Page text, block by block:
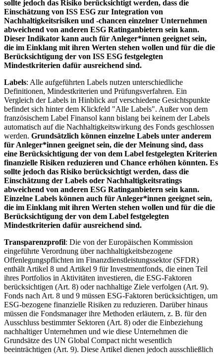
sollte jedoch das Risiko berücksichtigt werden, dass die
Einschätzung von ISS ESG zur Integration von
Nachhaltigkeitsrisiken und -chancen einzelner Unternehmen
abweichend von anderen ESG Ratinganbietern sein kann.
Dieser Indikator kann auch für Anleger*innen geeignet sein,
die im Einklang mit ihren Werten stehen wollen und für die die
Berücksichtigung der von ISS ESG festgelegten
Mindestkriterien dafür ausreichend sind.
Labels: Alle aufgeführten Labels nutzen unterschiedliche
Definitionen, Mindestkriterien und Prüfungsverfahren. Ein
Vergleich der Labels in Hinblick auf verschiedene Gesichtspunkte
befindet sich hinter dem Klickfeld "Alle Labels". Außer von dem
französischem Label Finansol kann bislang bei keinem der Labels
automatisch auf die Nachhaltigkeitswirkung des Fonds geschlossen
werden. Grundsätzlich können einzelne Labels unter anderem
für Anleger*innen geeignet sein, die der Meinung sind, dass
eine Berücksichtigung der von dem Label festgelegten Kriterien
finanzielle Risiken reduzieren und Chance erhöhen könnten. Es
sollte jedoch das Risiko berücksichtigt werden, dass die
Einschätzung der Labels oder Nachhaltigkeitsratings
abweichend von anderen ESG Ratinganbietern sein kann.
Einzelne Labels können auch für Anleger*innen geeignet sein,
die im Einklang mit ihren Werten stehen wollen und für die die
Berücksichtigung der von dem Label festgelegten
Mindestkriterien dafür ausreichend sind.
Transparenzprofil: Die von der Europäischen Kommission
eingeführte Verordnung über nachhaltigkeitsbezogene
Offenlegungspflichten im Finanzdienstleistungssektor (SFDR)
enthält Artikel 8 und Artikel 9 für Investmentfonds, die einen Teil
ihres Portfolios in Aktivitäten investieren, die ESG-Faktoren
berücksichtigen (Art. 8) oder nachhaltige Ziele verfolgen (Art. 9).
Fonds nach Art. 8 und 9 müssen ESG-Faktoren berücksichtigen, um
ESG-bezogene finanzielle Risiken zu reduzieren. Darüber hinaus
müssen die Fondsmanager ihre Methoden erläutern, z. B. für den
Ausschluss bestimmter Sektoren (Art. 8) oder die Einbeziehung
nachhaltiger Unternehmen und wie diese Unternehmen die
Grundsätze des UN Global Compact nicht wesentlich
beeinträchtigen (Art. 9). Diese Artikel dienen jedoch ausschließlich